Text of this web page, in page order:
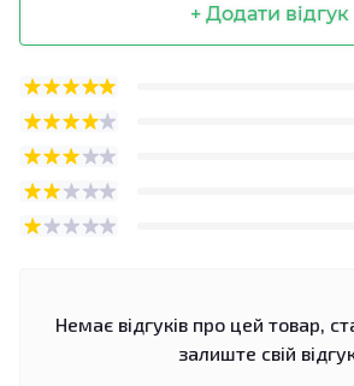
+ Додати відгук
Немає відгуків про цей товар,
залиште свій